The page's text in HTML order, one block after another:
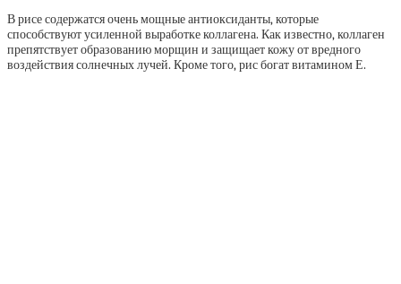
В рисе содержатся очень мощные антиоксиданты, которые
способствуют усиленной выработке коллагена. Как известно, коллаген
препятствует образованию морщин и защищает кожу от вредного
воздействия солнечных лучей. Кроме того, рис богат витамином Е.